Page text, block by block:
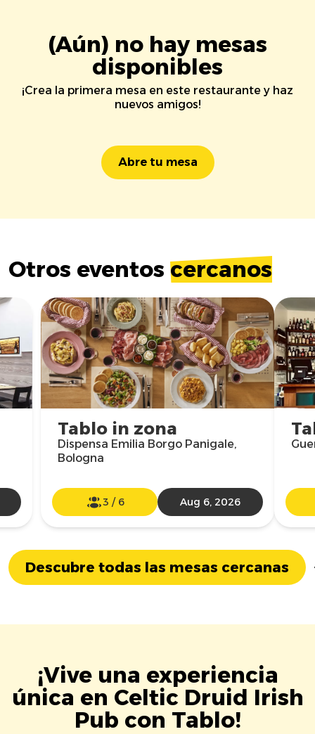
(Aún) no hay mesas
disponibles
¡Crea la primera mesa en este restaurante y haz
nuevos amigos!
Abre tu mesa
Otros eventos cercanos
Tablo in zona
Dispensa Emilia Borgo Panigale,
Bologna
3 / 6 Aug 6, 2026
Descubre todas las mesas cercanas
¡Vive una experiencia
única en Celtic Druid Irish
Pub con Tablo!